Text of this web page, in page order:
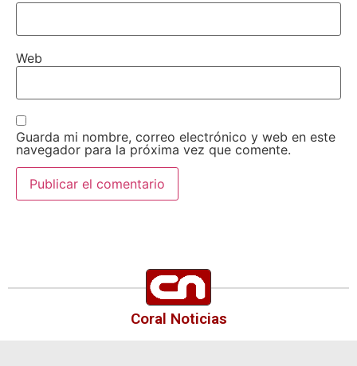
Web
Guarda mi nombre, correo electrónico y web en este
navegador para la próxima vez que comente.
Coral Noticias